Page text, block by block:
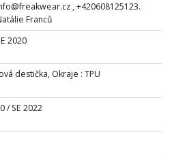
, +420608125123.
Franců
2020
destička, Okraje : TPU
/ SE 2022